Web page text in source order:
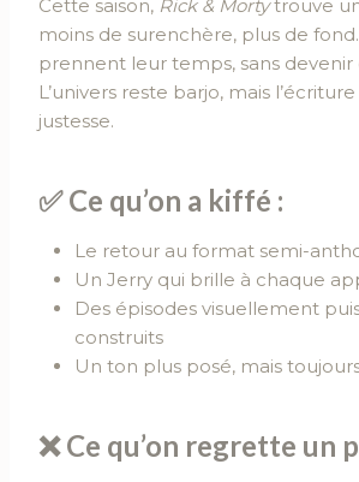
Cette saison, Rick & Mortytrouve
moins de surenchère, plus de
prennent leur temps, sans devenir
L’univers reste barjo, mais
justesse.
✅ Ce qu’on a kiffé :
Le retour au format semi-
Un Jerry qui brille à chaque
Des épisodes visuellement
construits
Un ton plus posé, mais
❌ Ce qu’on regrette un